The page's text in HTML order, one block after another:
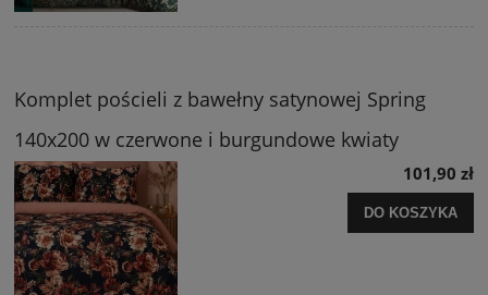
Komplet pościeli z bawełny satynowej Spring
140x200 w czerwone i burgundowe kwiaty
101,90 zł
DO KOSZYKA